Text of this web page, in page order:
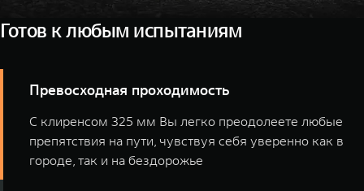
Готов к любым испытаниям
Превосходная проходимость
С клиренсом 325 мм Вы легко преодолеете любые
препятствия на пути, чувствуя себя уверенно как в
городе, так и на бездорожье